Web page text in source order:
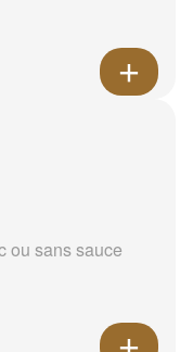
ou sans sauce